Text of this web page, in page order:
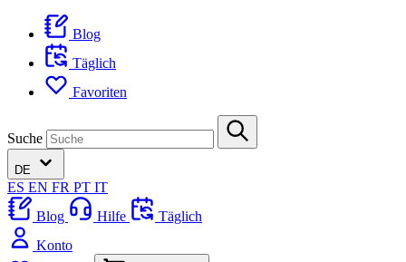
Blog
Täglich
Favoriten
Suche
DE
ES EN FR PT IT
Blog
Hilfe
Täglich
Konto